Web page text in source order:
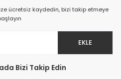
ücretsiz kaydedin, bizi takip etmeye
EKLE
Bizi Takip Edin